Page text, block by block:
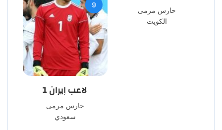
حارس مرمى
الكويت
9
لاعب إيران 1
حارس مرمى
سعودي